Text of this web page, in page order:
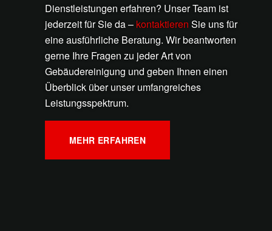
Dienstleistungen erfahren? Unser Team ist
jederzeit für Sie da – kontaktieren Sie uns für
eine ausführliche Beratung. Wir beantworten
gerne Ihre Fragen zu jeder Art von
Gebäudereinigung und geben Ihnen einen
Überblick über unser umfangreiches
Leistungsspektrum.
MEHR ERFAHREN